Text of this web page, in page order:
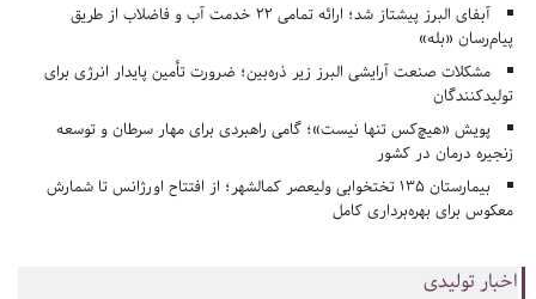
آبفای البرز پیشتاز شد؛ ارائه تمامی ۲۲ خدمت آب و فاضلاب از طریق
پیام‌رسان «بله»
مشکلات صنعت آرایشی البرز زیر ذره‌بین؛ ضرورت تأمین پایدار انرژی برای
تولیدکنندگان
پویش «هیچ‌کس تنها نیست»؛ گامی راهبردی برای مهار سرطان و توسعه
زنجیره درمان در کشور
بیمارستان ۱۳۵ تختخوابی ولیعصر کمالشهر؛ از افتتاح اورژانس تا شمارش
معکوس برای بهره‌برداری کامل
اخبار تولیدی